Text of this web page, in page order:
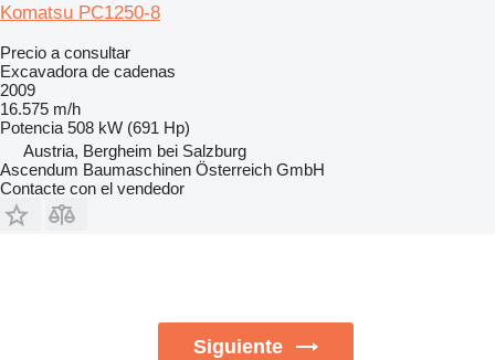
Komatsu PC1250-8
Precio a consultar
Excavadora de cadenas
2009
16.575 m/h
Potencia 508 kW (691 Hp)
Austria, Bergheim bei Salzburg
Ascendum Baumaschinen Österreich GmbH
Contacte con el vendedor
Siguiente